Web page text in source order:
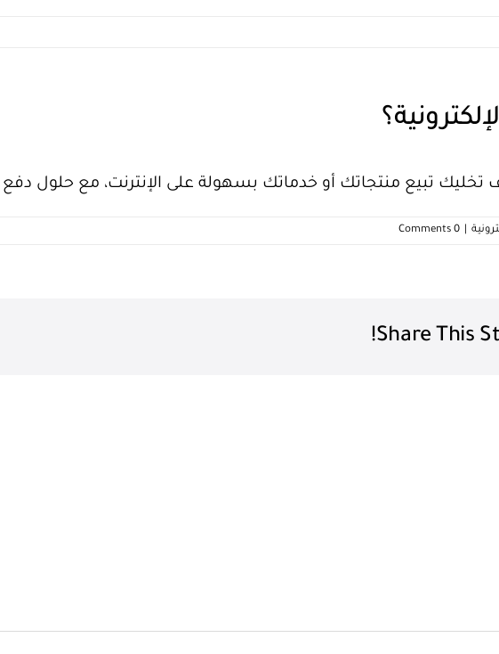
تخليك تبيع منتجاتك أو خدماتك بسهولة على الإنترنت، مع حلول
0 Comments
Share This